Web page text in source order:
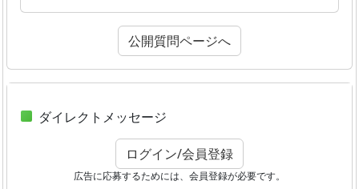
公開質問ページへ
ダイレクトメッセージ
ログイン/会員登録
広告に応募するためには、会員登録が必要です。